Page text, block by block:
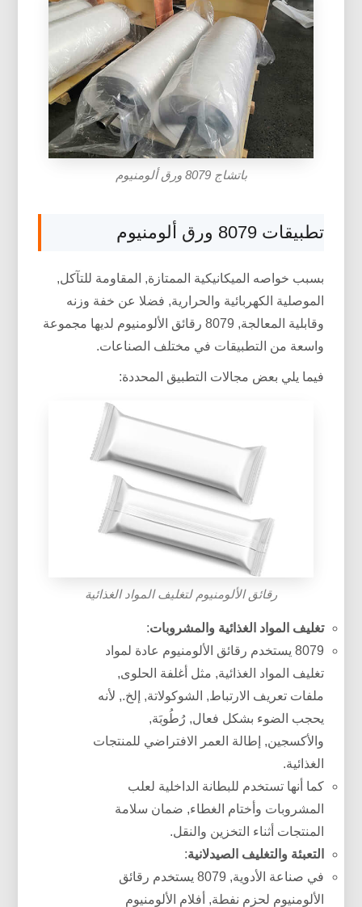
باتشاج 8079 ورق ألومنيوم
تطبيقات 8079 ورق ألومنيوم
بسبب خواصه الميكانيكية الممتازة, المقاومة للتآكل,
الموصلية الكهربائية والحرارية, فضلا عن خفة وزنه
وقابلية المعالجة, 8079 رقائق الألومنيوم لديها مجموعة
واسعة من التطبيقات في مختلف الصناعات.
فيما يلي بعض مجالات التطبيق المحددة:
رقائق الألومنيوم لتغليف المواد الغذائية
تغليف المواد الغذائية والمشروبات:
8079 يستخدم رقائق الألومنيوم عادة لمواد
تغليف المواد الغذائية, مثل أغلفة الحلوى,
ملفات تعريف الارتباط, الشوكولاتة, إلخ., لأنه
يحجب الضوء بشكل فعال, رُطُوبَة,
والأكسجين, إطالة العمر الافتراضي للمنتجات
الغذائية.
كما أنها تستخدم للبطانة الداخلية لعلب
المشروبات وأختام الغطاء, ضمان سلامة
المنتجات أثناء التخزين والنقل.
التعبئة والتغليف الصيدلانية:
في صناعة الأدوية, 8079 يستخدم رقائق
الألومنيوم لحزم نفطة, أفلام الألومنيوم